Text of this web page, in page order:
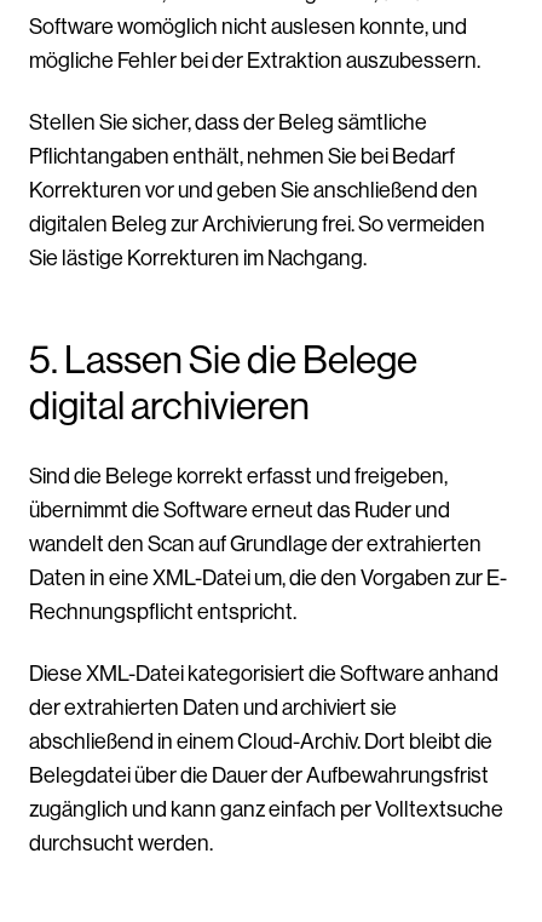
Software womöglich nicht auslesen konnte, und
mögliche Fehler bei der Extraktion auszubessern.
Stellen Sie sicher, dass der Beleg sämtliche
Pflichtangaben enthält, nehmen Sie bei Bedarf
Korrekturen vor und geben Sie anschließend den
digitalen Beleg zur Archivierung frei. So vermeiden
Sie lästige Korrekturen im Nachgang.
5. Lassen Sie die Belege
digital archivieren
Sind die Belege korrekt erfasst und freigeben,
übernimmt die Software erneut das Ruder und
wandelt den Scan auf Grundlage der extrahierten
Daten in eine XML-Datei um, die den Vorgaben zur E-
Rechnungspflicht entspricht.
Diese XML-Datei kategorisiert die Software anhand
der extrahierten Daten und archiviert sie
abschließend in einem Cloud-Archiv. Dort bleibt die
Belegdatei über die Dauer der Aufbewahrungsfrist
zugänglich und kann ganz einfach per Volltextsuche
durchsucht werden.